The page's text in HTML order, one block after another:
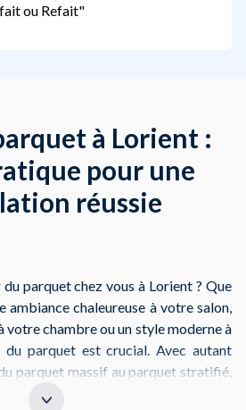
ou Refait"
à Lorient :
pour une
réussie
parquet chez vous à Lorient ? Que
ambiance chaleureuse à votre salon,
votre chambre ou un style moderne à
parquet est crucial. Avec autant
parquet massif au parquet stratifié,